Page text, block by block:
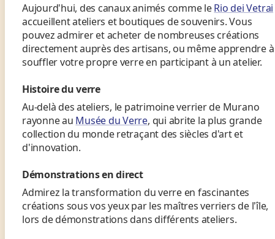
Aujourd'hui, des canaux animés comme leRio dei Vetrai
accueillent ateliers et boutiques de souvenirs. Vous
pouvez admirer et acheter de nombreuses créations
directement auprès des artisans, ou même apprendre à
souffler votre propre verre en participant à un atelier.
Histoire du verre
Au-delà des ateliers, le patrimoine verrier de Murano
rayonne au Musée du Verre, qui abrite la plus grande
collection du monde retraçant des siècles d'art et
d'innovation.
Démonstrations en direct
Admirez la transformation du verre en fascinantes
créations sous vos yeux par les maîtres verriers de l'île,
lors de démonstrations dans différents ateliers.